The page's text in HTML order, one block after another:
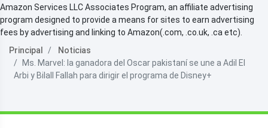
Amazon Services LLC Associates Program, an affiliate advertising
program designed to provide a means for sites to earn advertising
fees by advertising and linking to Amazon(.com, .co.uk, .ca etc).
Principal
Noticias
Ms. Marvel: la ganadora del Oscar pakistaní se une a Adil El
Arbi y Bilall Fallah para dirigir el programa de Disney+